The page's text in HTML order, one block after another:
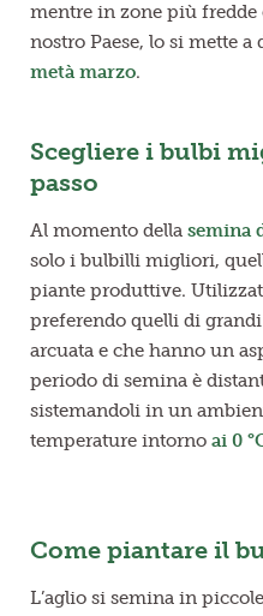
mentre in zone più
nostro Paese, lo si mette a
metà marzo.
Scegliere i bulbi
passo
Al momento della semina
solo i bulbilli migliori,
piante produttive.
preferendo quelli di
arcuata e che hanno un
periodo di semina è
sistemandoli in un
temperature intorno ai 0
Come piantare il
L’aglio si semina in